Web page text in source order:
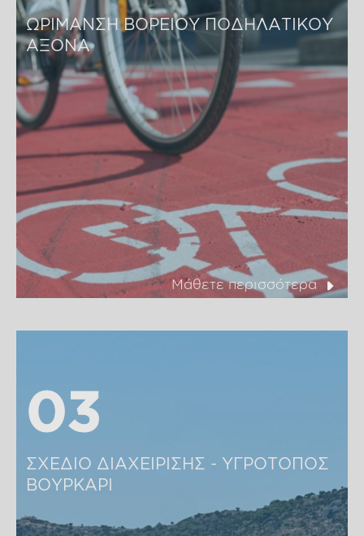
ΩΡΙΜΑΝΣΗ ΒΟΡΕΙΟΥ ΠΟΔΗΛΑΤΙΚΟΥ
ΑΞΟΝΑ
Μάθετε περισσότερα
03
03
ΣΧΕΔΙΟ ΔΙΑΧΕΙΡΙΣΗΣ - ΥΓΡΟΤΟΠΟΣ
ΒΟΥΡΚΑΡΙ